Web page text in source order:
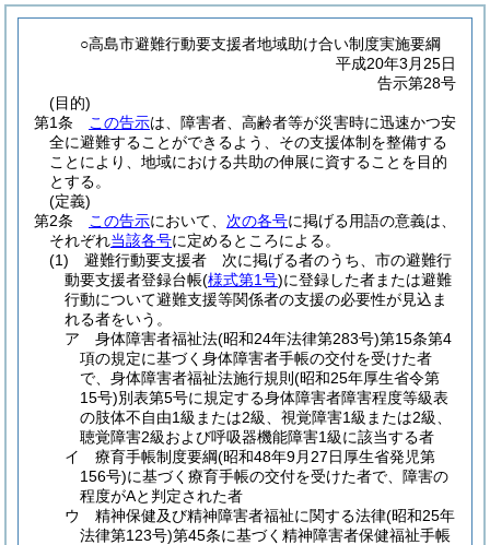
○高島市避難行動要支援者地域助け合い制度実施要綱
平成20年3月25日
告示第28号
(目的)
第1条
この告示は、障害者、高齢者等が災害時に迅速かつ安
全に避難することができるよう、その支援体制を整備する
ことにより、地域における共助の伸展に資することを目的
とする。
(定義)
第2条
この告示において、 次の各号に掲げる用語の意義は、
それぞれ当該各号に定めるところによる。
(1)
避難行動要支援者 次に掲げる者のうち、市の避難行
動要支援者登録台帳(様式第1号)に登録した者または避難
行動について避難支援等関係者の支援の必要性が見込ま
れる者をいう。
ア
身体障害者福祉法(昭和24年法律第283号)第15条第4
項の規定に基づく身体障害者手帳の交付を受けた者
で、身体障害者福祉法施行規則 (昭和25年厚生省令第
15号)別表第5号に規定する身体障害者障害程度等級表
の肢体不自由1級または2級、視覚障害1級または2級、
聴覚障害2級および呼吸器機能障害1級に該当する者
イ
療育手帳制度要綱(昭和48年9月27日厚生省発児第
156号)に基づく療育手帳の交付を受けた者で、障害の
程度がAと判定された者
ウ
精神保健及び精神障害者福祉に関する法律(昭和25年
法律第123号)第45条に基づく精神障害者保健福祉手帳